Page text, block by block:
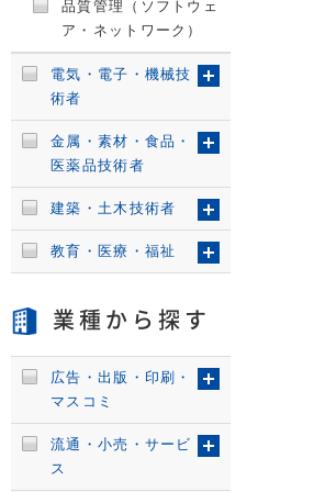
品質管理（ソフトウェ
ア・ネットワーク）
電気・電子・機械技
術者
金属・素材・食品・
医薬品技術者
建築・土木技術者
教育・医療・福祉
業種から探す
広告・出版・印刷・
マスコミ
流通・小売・サービ
ス